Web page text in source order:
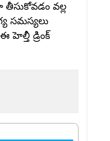
తీసుకోవడం వల్ల
సమస్యలు
హెల్తీ డ్రింక్